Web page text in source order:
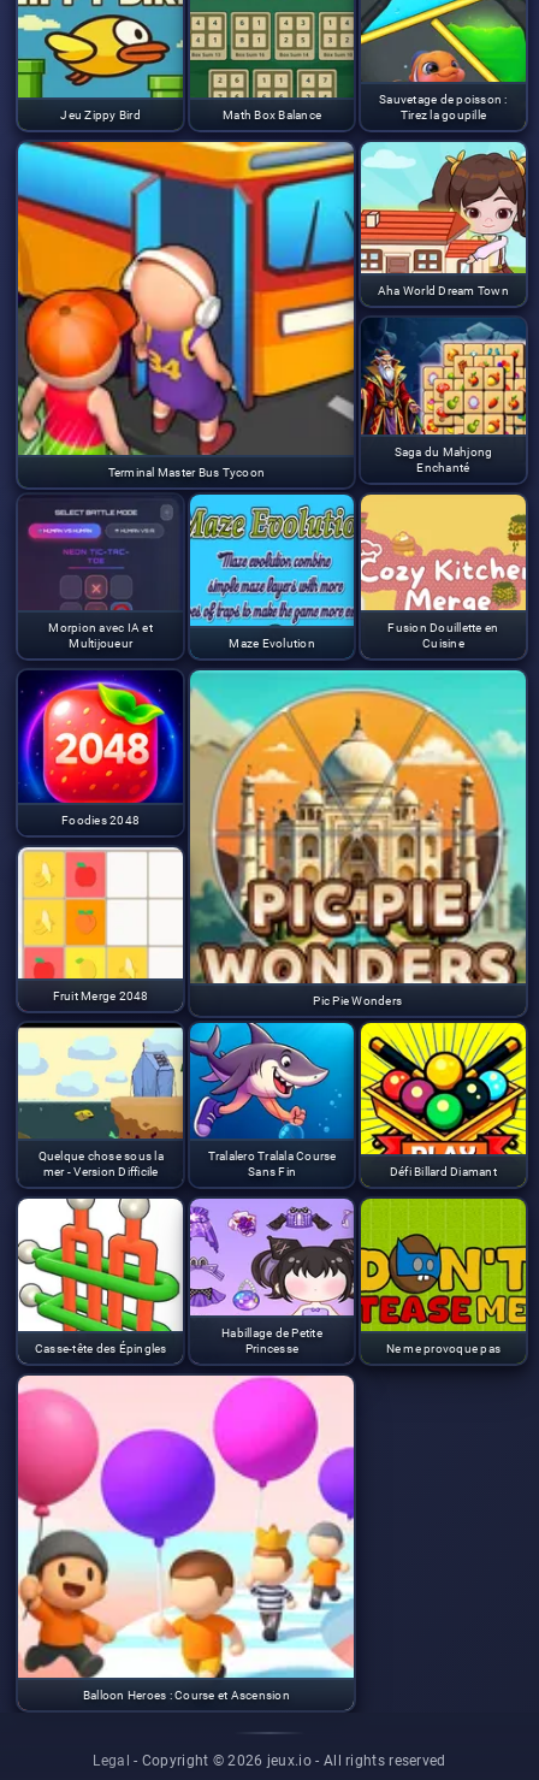
Jeu Zippy Bird Math Box Balance
Terminal Master Bus Tycoon
Sauvetage de poisson :
Tirez la goupille
Aha World Dream Town
Saga du Mahjong
Enchanté
Morpion avec IA et
Multijoueur
Maze Evolution
Fusion Douillette en
Cuisine
Foodies 2048
Pic Pie Wonders
Fruit Merge 2048
Quelque chose sous la
mer - Version Difficile
Tralalero Tralala Course
Sans Fin
Défi Billard Diamant
Casse-tête des Épingles
Habillage de Petite
Princesse
Ne me provoque pas
Balloon Heroes : Course et Ascension
Legal - Copyright © 2026 jeux.io - All rights reserved